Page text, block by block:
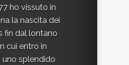
ho vissuto in
la nascita dei
fin dal lontano
cui entro in
uno splendido